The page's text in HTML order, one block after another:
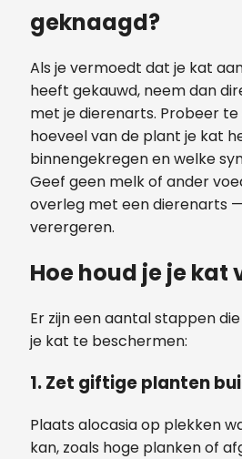
geknaagd?
Als je vermoedt dat je kat
heeft gekauwd, neem dan
met je dierenarts. Probeer
hoeveel van de plant je kat
binnengekregen en welke
Geef geen melk of ander
overleg met een dierenarts
verergeren.
Hoe houd je je kat
Er zijn een aantal stappen
je kat te beschermen:
1. Zet giftige planten
Plaats alocasia op plekken
kan, zoals hoge planken of